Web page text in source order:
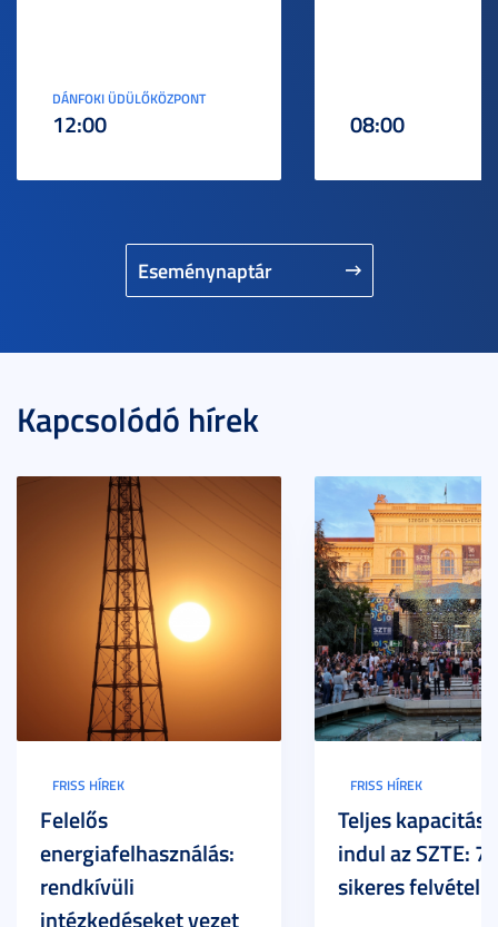
Eseménynaptár
DÁNFOKI ÜDÜLŐKÖZPONT
12:00 08:00
Kapcsolódó hírek
FRISS HÍREK
Felelős
energiafelhasználás:
rendkívüli
intézkedéseket vezet
FRISS HÍREK
Teljes
indul az SZTE:
sikeres